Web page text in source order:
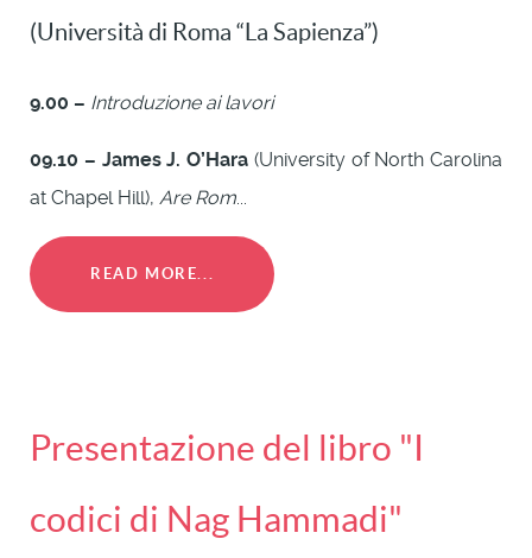
(Università di Roma “La Sapienza”)
9.00 – Introduzione ai lavori
09.10 – James J. O’Hara (University of North Carolina
at Chapel Hill), Are Rom
READ MORE...
Presentazione del libro "I
codici di Nag Hammadi"